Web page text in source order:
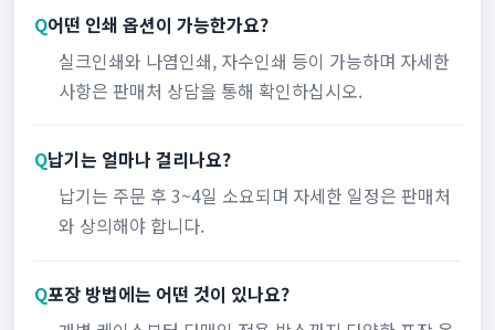
Q어떤 인쇄 옵션이 가능한가요?
실크인쇄와 나염인쇄, 자수인쇄 등이 가능하며 자세한
사항은 판매처 상담을 통해 확인하십시오.
Q납기는 얼마나 걸리나요?
납기는 주문 후 3~4일 소요되며 자세한 일정은 판매처
와 상의해야 합니다.
Q포장 방법에는 어떤 것이 있나요?